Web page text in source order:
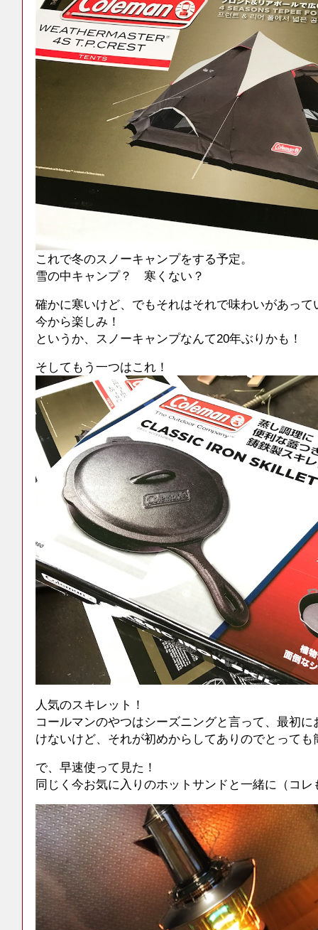
これで冬のスノーキャンプをする予定。
雪の中キャンプ？ 寒くない？
確かに寒いけど、でもそれはそれで味わいがあって
今から楽しみ！
というか、スノーキャンプなんて20年ぶりかも！
そしてもう一つはこれ！
人気のスキレット！
コールマンのやつはシーズニングと言って、最初
けないけど、それが初めからしてありのでとっても
で、早速使って見た！
同じく今お気に入りのホットサンドと一緒に（コレ